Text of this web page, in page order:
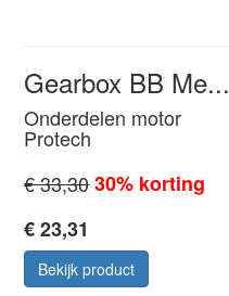
Gearbox BB Me...
Onderdelen motor
Protech
€ 33,3030% korting
€ 23,31
Bekijk product